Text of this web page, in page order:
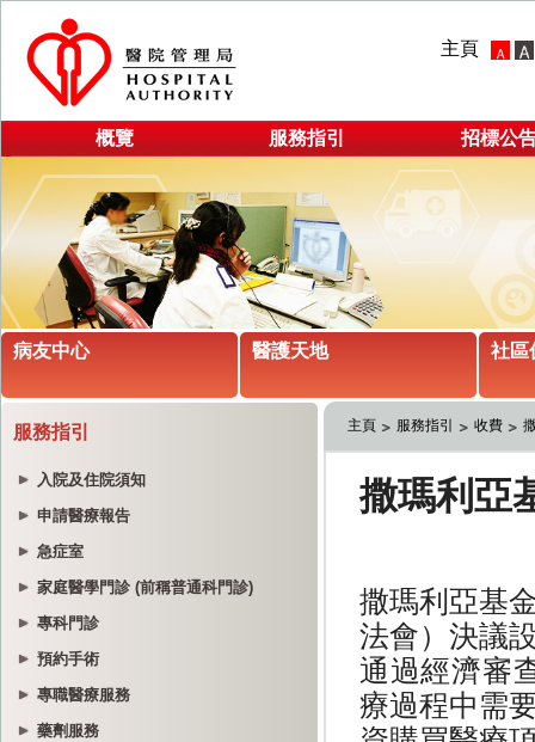
主頁
概覽 服務指引 招標公
病友中心 醫護天地 社區
服務指引
入院及住院須知
申請醫療報告
急症室
家庭醫學門診 (前稱普通科門診)
專科門診
預約手術
專職醫療服務
藥劑服務
主頁 服務指引 收費